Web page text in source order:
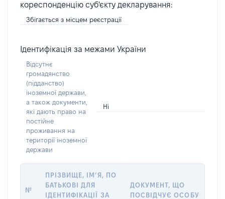
кореспонденцію суб'єкту декларування:
Збігається з місцем реєстрації
Ідентифікація за межами України
Відсутнє
громадянство
(підданство)
іноземної держави,
а також документи,
які дають право на
постійне
проживання на
території іноземної
держави
Ні
№
ПРІЗВИЩЕ, ІМ’Я, ПО
БАТЬКОВІ ДЛЯ
ІДЕНТИФІКАЦІЇ ЗА
ДОКУМЕНТ, ЩО
ПОСВІДЧУЄ ОСОБУ